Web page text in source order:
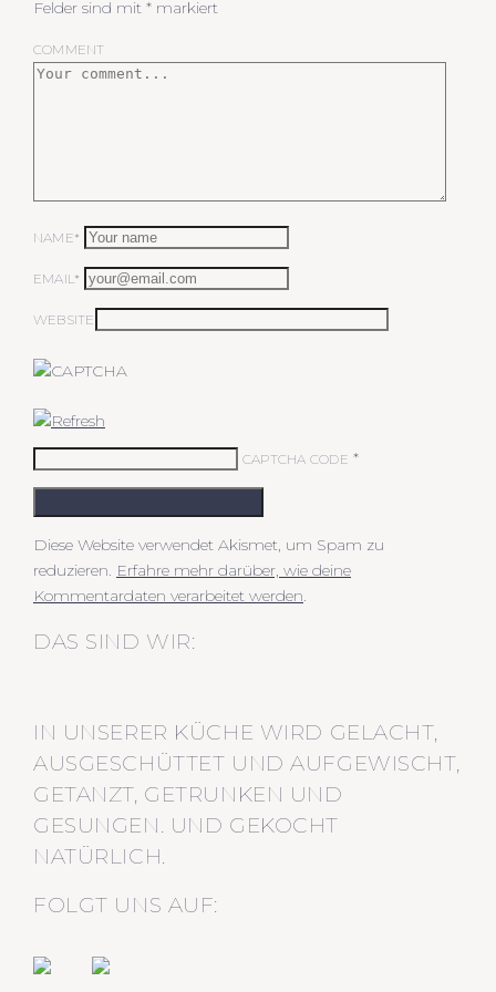
Felder sind mit * markiert
COMMENT
NAME*
EMAIL*
WEBSITE
CAPTCHA CODE *
Diese Website verwendet Akismet, um Spam zu
reduzieren. Erfahre mehr darüber, wie deine
Kommentardaten verarbeitet werden.
DAS SIND WIR:
IN UNSERER KÜCHE WIRD GELACHT,
AUSGESCHÜTTET UND AUFGEWISCHT,
GETANZT, GETRUNKEN UND
GESUNGEN. UND GEKOCHT
NATÜRLICH.
FOLGT UNS AUF: